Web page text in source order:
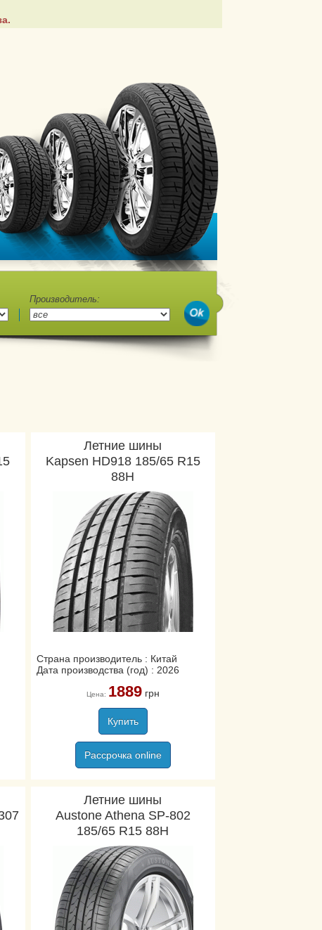
Производитель:
Летние шины
Kapsen HD918 185/65 R15
88H
Страна производитель : Китай
Дата производства (год) : 2026
Цена: 1889грн
Купить
Рассрочка online
Летние шины
Austone Athena SP-802
185/65 R15 88H